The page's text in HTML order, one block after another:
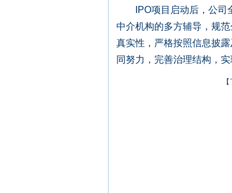
IPO项目启动后，公司全
中介机构的多方辅导，规
真实性，严格按照信息披
同努力，完善治理结构，实